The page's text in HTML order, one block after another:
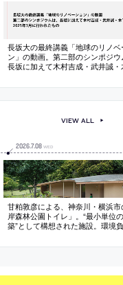
長坂大の最終講義「地球のリノベ
ン」の動画。第二部のシンポジウ
長坂に加えて木村吉成・武井誠・
2026.7.08 WED
甘粕敦彦による、神奈川・横浜市
岸森林公園トイレ」。“最小単位
築”として構想された施設。環境
形も維持できる“円弧状の道”と一
VIEW ALL